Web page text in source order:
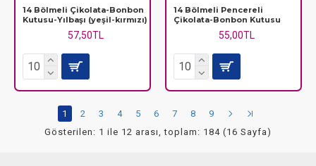
14 Bölmeli Çikolata-Bonbon
Kutusu-Yılbaşı (yeşil-kırmızı)
57,50TL
14 Bölmeli Pencereli
Çikolata-Bonbon Kutusu
55,00TL
1 2 3 4 5 6 7 8
9
Gösterilen: 1 ile 12 arası, toplam: 184 (16 Sayfa)